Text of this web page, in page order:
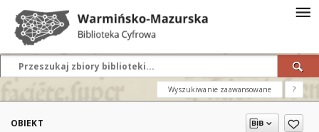
Wyszukiwanie zaawansowane ?
OBIEKT